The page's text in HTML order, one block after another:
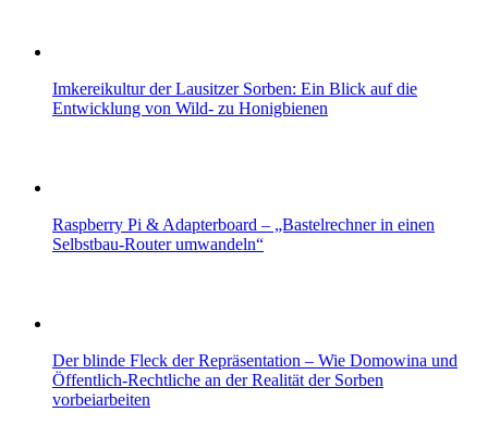
Imkereikultur der Lausitzer Sorben: Ein Blick auf die
Entwicklung von Wild- zu Honigbienen
Raspberry Pi & Adapterboard – „Bastelrechner in einen
Selbstbau-Router umwandeln“
Der blinde Fleck der Repräsentation – Wie Domowina und
Öffentlich‑Rechtliche an der Realität der Sorben
vorbeiarbeiten